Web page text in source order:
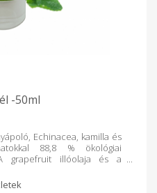
-50ml
Echinacea, kamilla és
88,8 % ökológiai
grapefruit illóolaja és a
kamilla, kivonata a